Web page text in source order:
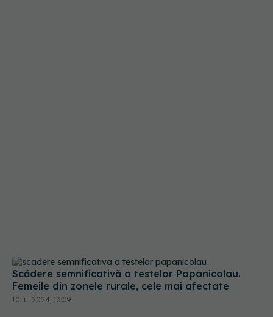
Scădere semnificativă a testelor Papanicolau.
Femeile din zonele rurale, cele mai afectate
10 iul 2024, 13:09